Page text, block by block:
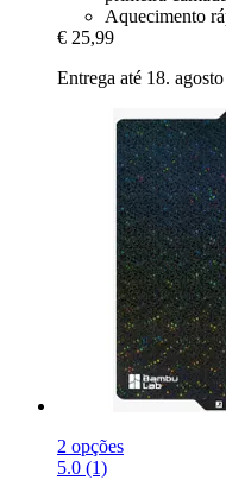
Aquecimento
€ 25,99
Entrega até 18. agosto
2 opções
5.0 (1)